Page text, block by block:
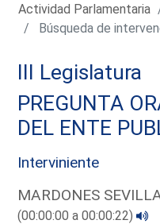
Actividad Parlamentaria
Búsqueda de
III Legislatura
PREGUNTA
DEL ENTE
Interviniente
MARDONES
(00:00:00 a 00:00:22)